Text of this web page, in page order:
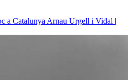
a Catalunya Arnau Urgell i Vidal |